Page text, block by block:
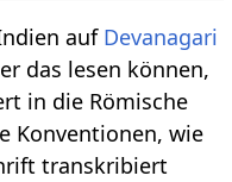
auf Devanagari
das lesen können,
in die Römische
Konventionen, wie
transkribiert